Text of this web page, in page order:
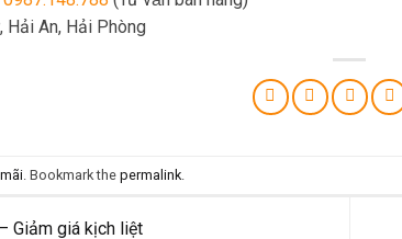
Hải An, Hải Phòng
. Bookmark thepermalink
Giảm giá kịch liệt